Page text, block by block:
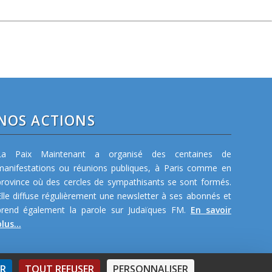
ACTIONS
Paix Maintenant a organisé des centaines de
ou réunions publiques, à Paris comme en
où des cercles de sympathisants se sont formés.
diffuse régulièrement une newsletter à ses abonnés et
également la parole sur Judaïques FM. En savoir
TOUT REFUSER PERSONNALISER